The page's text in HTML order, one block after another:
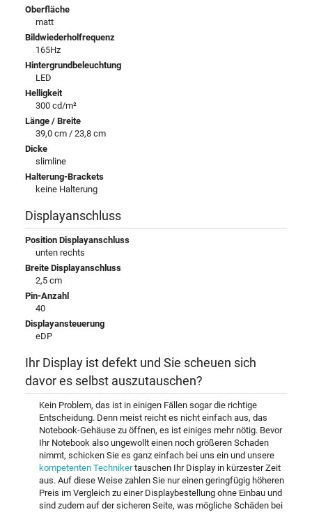
Oberfläche
matt
Bildwiederholfrequenz
165Hz
Hintergrundbeleuchtung
LED
Helligkeit
300 cd/m²
Länge / Breite
39,0 cm / 23,8 cm
Dicke
slimline
Halterung-Brackets
keine Halterung
Displayanschluss
Position Displayanschluss
unten rechts
Breite Displayanschluss
2,5 cm
Pin-Anzahl
40
Displayansteuerung
eDP
Ihr Display ist defekt und Sie scheuen sich
davor es selbst auszutauschen?
Kein Problem, das ist in einigen Fällen sogar die richtige
Entscheidung. Denn meist reicht es nicht einfach aus, das
Notebook-Gehäuse zu öffnen, es ist einiges mehr nötig. Bevor
Ihr Notebook also ungewollt einen noch größeren Schaden
nimmt, schicken Sie es ganz einfach bei uns ein und unsere
kompetenten Technikertauschen Ihr Display in kürzester Zeit
aus. Auf diese Weise zahlen Sie nur einen geringfügig höheren
Preis im Vergleich zu einer Displaybestellung ohne Einbau und
sind zudem auf der sicheren Seite, was mögliche Schäden bei